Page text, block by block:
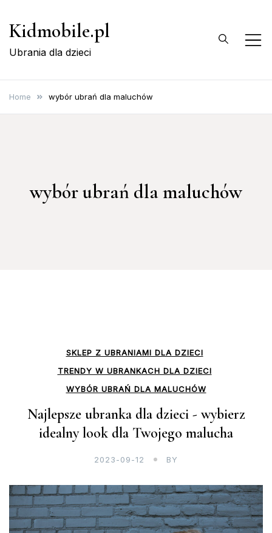
Kidmobile.pl
Ubrania dla dzieci
Home wybór ubrań dla maluchów
wybór ubrań dla maluchów
SKLEP Z UBRANIAMI DLA DZIECI
TRENDY W UBRANKACH DLA DZIECI
WYBÓR UBRAŃ DLA MALUCHÓW
Najlepsze ubranka dla dzieci - wybierz
idealny look dla Twojego malucha
2023-09-12 BY